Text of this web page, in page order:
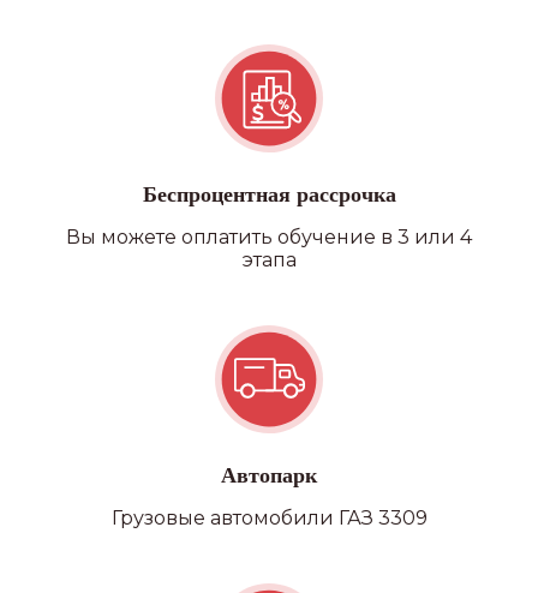
Беспроцентная рассрочка
Вы можете оплатить обучение в 3 или 4
этапа
Автопарк
Грузовые автомобили ГАЗ 3309
Квадроцикл/снегоход